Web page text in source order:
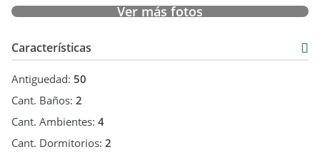
Ver más fotos
Características
Antiguedad: 50
Cant. Baños: 2
Cant. Ambientes: 4
Cant. Dormitorios: 2